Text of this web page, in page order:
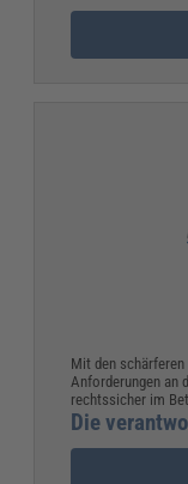
Mit den schärferen
Anforderungen an
rechtssicher im
Die